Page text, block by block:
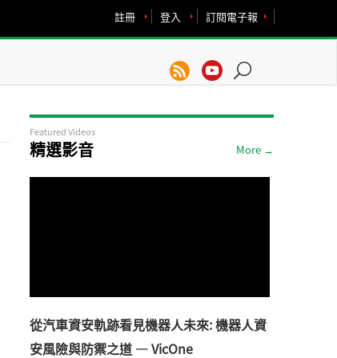
訂閱電子報
登入
註冊
Featured Videos
精選影音 More →
從汽車資安軌跡看見機器人未來: 機器人資
安風險與防禦之道 — VicOne